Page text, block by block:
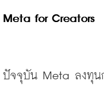
Meta for Creators
ปัจจุบัน Meta ลงทุน